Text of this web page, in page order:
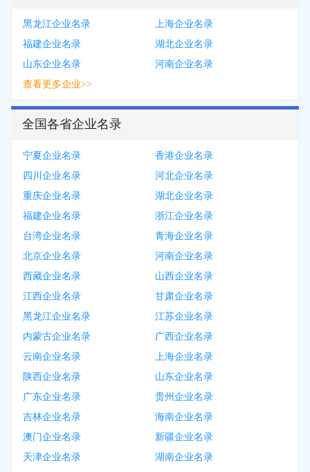
黑龙江企业名录
上海企业名录
福建企业名录
湖北企业名录
山东企业名录
河南企业名录
查看更多企业>>
全国各省企业名录
宁夏企业名录
香港企业名录
四川企业名录
河北企业名录
重庆企业名录
湖北企业名录
福建企业名录
浙江企业名录
台湾企业名录
青海企业名录
北京企业名录
河南企业名录
西藏企业名录
山西企业名录
江西企业名录
甘肃企业名录
黑龙江企业名录
江苏企业名录
内蒙古企业名录
广西企业名录
云南企业名录
上海企业名录
陕西企业名录
山东企业名录
广东企业名录
贵州企业名录
吉林企业名录
海南企业名录
澳门企业名录
新疆企业名录
天津企业名录
湖南企业名录